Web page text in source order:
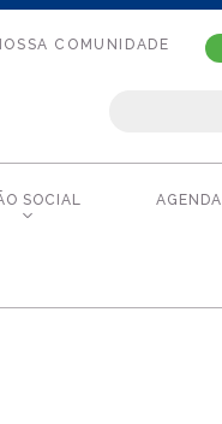
COMUNIDADE
SOCIAL AGENDA